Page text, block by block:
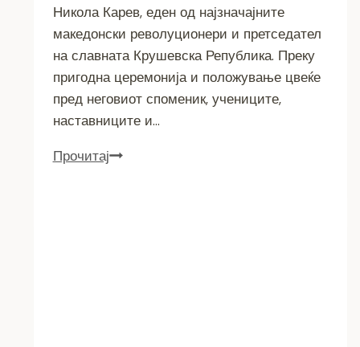
Никола Карев, еден од најзначајните
македонски револуционери и претседател
на славната Крушевска Република. Преку
пригодна церемонија и положување цвеќе
пред неговиот споменик, учениците,
наставниците и…
ПрочитајООУ